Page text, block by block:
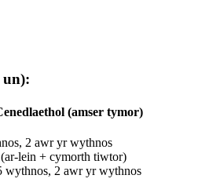
un):
(amser tymor)
2 awr yr wythnos
lein + cymorth tiwtor)
wythnos, 2 awr yr wythnos